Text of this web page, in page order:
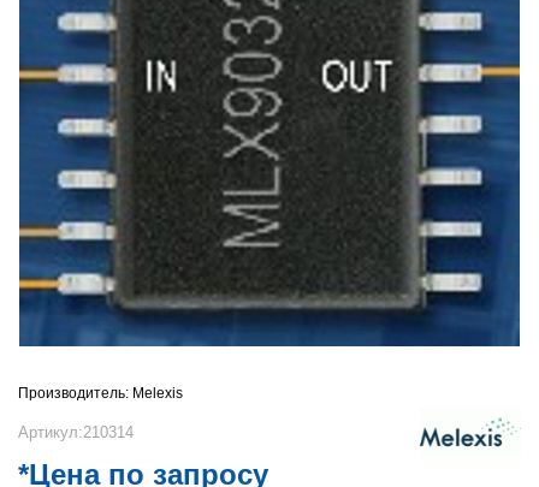
Производитель: Melexis
Артикул:210314
*Цена по запросу